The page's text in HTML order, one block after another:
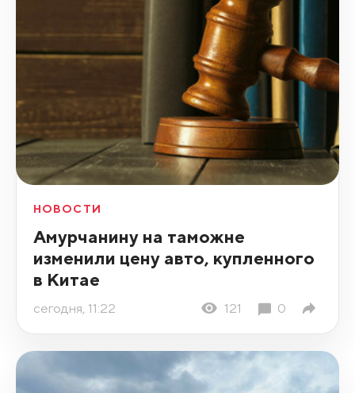
НОВОСТИ
Амурчанину на таможне
изменили цену авто, купленного
в Китае
сегодня, 11:22 121 0